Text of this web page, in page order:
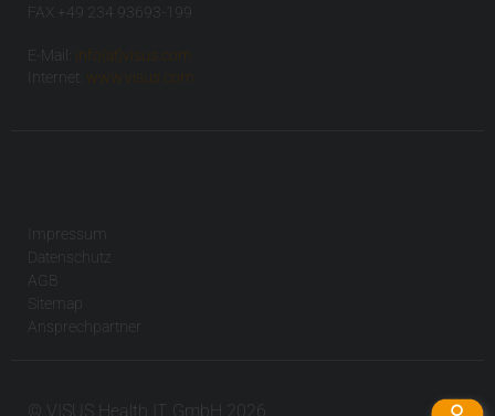
FAX +49 234 93693-199
E-Mail:
info(at)visus.com
Internet:
www.visus.com
Impressum
Datenschutz
AGB
Sitemap
Ansprechpartner
© VISUS Health IT GmbH 2026